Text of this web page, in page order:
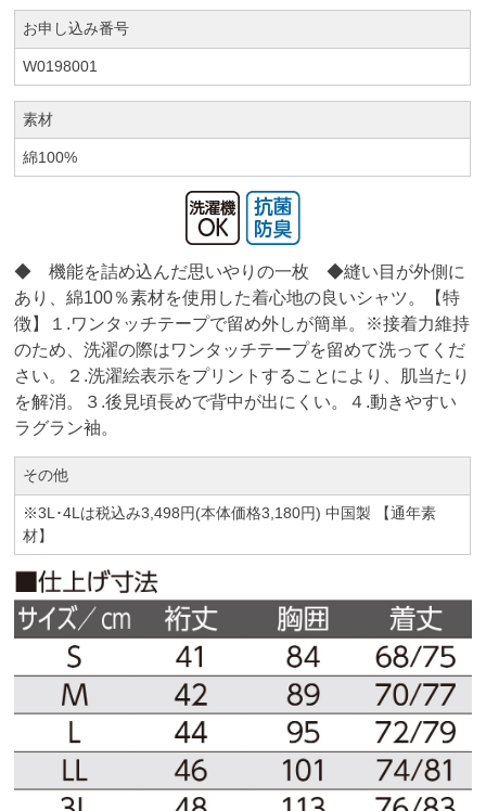
お申し込み番号
W0198001
素材
綿100%
◆ 機能を詰め込んだ思いやりの一枚 ◆縫い目が外側に
あり、綿100％素材を使用した着心地の良いシャツ。【特
徴】１.ワンタッチテープで留め外しが簡単。※接着力維持
のため、洗濯の際はワンタッチテープを留めて洗ってくだ
さい。２.洗濯絵表示をプリントすることにより、肌当たり
を解消。３.後見頃長めで背中が出にくい。４.動きやすい
ラグラン袖。
その他
※3L･4Lは税込み3,498円(本体価格3,180円) 中国製 【通年素
材】